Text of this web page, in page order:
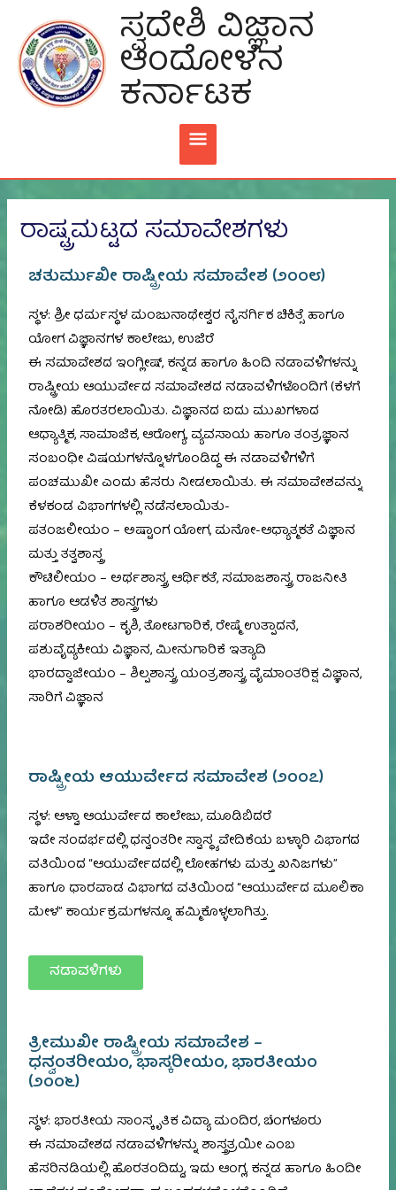
Content
ಸ್ವದೇಶಿ ವಿಜ್ಞಾನ
ಆಂದೋಳನ
ಕರ್ನಾಟಕ
MAIN
MENU
ರಾಷ್ಟ್ರಮಟ್ಟದ ಸಮಾವೇಶಗಳು
ಚತುರ್ಮುಖೀ ರಾಷ್ಟ್ರೀಯ ಸಮಾವೇಶ (೨೦೦೮)
ಸ್ಥಳ: ಶ್ರೀ ಧರ್ಮಸ್ಥಳ ಮಂಜುನಾಥೇಶ್ವರ ನೈಸರ್ಗಿಕ ಚಿಕಿತ್ಸೆ ಹಾಗೂ
ಯೋಗ ವಿಜ್ಞಾನಗಳ ಕಾಲೇಜು, ಉಜಿರೆ
ಈ ಸಮಾವೇಶದ ಇಂಗ್ಲೀಷ್, ಕನ್ನಡ ಹಾಗೂ ಹಿಂದಿ ನಡಾವಳಿಗಳನ್ನು
ರಾಷ್ಟ್ರೀಯ ಆಯುರ್ವೇದ ಸಮಾವೇಶದ ನಡಾವಳಿಗಳೊಂದಿಗೆ (ಕೆಳಗೆ
ನೋಡಿ) ಹೊರತರಲಾಯಿತು. ವಿಜ್ಞಾನದ ಐದು ಮುಖಗಳಾದ
ಆಧ್ಯಾತ್ಮಿಕ, ಸಾಮಾಜಿಕ, ಆರೋಗ್ಯ, ವ್ಯವಸಾಯ ಹಾಗೂ ತಂತ್ರಜ್ಞಾನ
ಸಂಬಂಧೀ ವಿಷಯಗಳನ್ನೊಳಗೊಂಡಿದ್ದ ಈ ನಡಾವಳಿಗಳಿಗೆ
ಪಂಚಮುಖೀ ಎಂದು ಹೆಸರು ನೀಡಲಾಯಿತು. ಈ ಸಮಾವೇಶವನ್ನು
ಕೆಳಕಂಡ ವಿಭಾಗಗಳಲ್ಲಿ ನಡೆಸಲಾಯಿತು-
ಪತಂಜಲೀಯಂ – ಅಷ್ಟಾಂಗ ಯೋಗ, ಮನೋ-ಆಧ್ಯಾತ್ಮಕತೆ ವಿಜ್ಞಾನ
ಮತ್ತು ತತ್ವಶಾಸ್ತ್ರ
ಕೌಟಿಲೀಯಂ – ಅರ್ಥಶಾಸ್ತ್ರ, ಆರ್ಥಿಕತೆ, ಸಮಾಜಶಾಸ್ತ್ರ, ರಾಜನೀತಿ
ಹಾಗೂ ಆಡಳಿತ ಶಾಸ್ತ್ರಗಳು
ಪರಾಶರೀಯಂ – ಕೃಶಿ, ತೋಟಗಾರಿಕೆ, ರೇಷ್ಮೆ ಉತ್ಪಾದನೆ,
ಪಶುವೈದ್ಯಕೀಯ ವಿಜ್ಞಾನ, ಮೀನುಗಾರಿಕೆ ಇತ್ಯಾದಿ
ಭಾರದ್ವಾಜೀಯಂ – ಶಿಲ್ಪಶಾಸ್ತ್ರ, ಯಂತ್ರಶಾಸ್ತ್ರ, ವೈಮಾಂತರಿಕ್ಷ ವಿಜ್ಞಾನ,
ಸಾರಿಗೆ ವಿಜ್ಞಾನ
ರಾಷ್ಟ್ರೀಯ ಆಯುರ್ವೇದ ಸಮಾವೇಶ (೨೦೦೭)
ಸ್ಥಳ: ಆಳ್ವಾ ಆಯುರ್ವೇದ ಕಾಲೇಜು, ಮೂಡಿಬಿದರೆ
ಇದೇ ಸಂದರ್ಭದಲ್ಲಿ ಧನ್ವಂತರೀ ಸ್ವಾಸ್ಥ್ಯ ವೇದಿಕೆಯ ಬಳ್ಳಾರಿ ವಿಭಾಗದ
ವತಿಯಿಂದ “ಆಯುರ್ವೇದದಲ್ಲಿ ಲೋಹಗಳು ಮತ್ತು ಖನಿಜಗಳು”
ಹಾಗೂ ಧಾರವಾಡ ವಿಭಾಗದ ವತಿಯಿಂದ “ಆಯುರ್ವೇದ ಮೂಲಿಕಾ
ಮೇಳ” ಕಾರ್ಯಕ್ರಮಗಳನ್ನೂ ಹಮ್ಮಿಕೊಳ್ಳಲಾಗಿತ್ತು.
ನಡಾವಳಿಗಳು
ತ್ರೀಮುಖೀ ರಾಷ್ಟ್ರೀಯ ಸಮಾವೇಶ –
ಧನ್ವಂತರೀಯಂ, ಭಾಸ್ಕರೀಯಂ, ಭಾರತೀಯಂ
(೨೦೦೬)
ಸ್ಥಳ: ಭಾರತೀಯ ಸಾಂಸ್ಕೃತಿಕ ವಿದ್ಯಾ ಮಂದಿರ, ಬೆಂಗಳೂರು
ಈ ಸಮಾವೇಶದ ನಡಾವಳಿಗಳನ್ನು ಶಾಸ್ತ್ರತ್ರಯೀ ಎಂಬ
ಹೆಸರಿನಡಿಯಲ್ಲಿ ಹೊರತಂದಿದ್ದು, ಇದು ಆಂಗ್ಲ, ಕನ್ನಡ ಹಾಗೂ ಹಿಂದೀ